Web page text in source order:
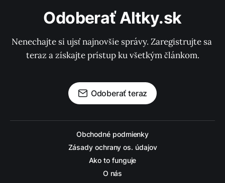
Odoberať Altky.sk
Nenechajte si ujsť najnovšie správy. Zaregistrujte sa
teraz a získajte prístup ku všetkým článkom.
Odoberať teraz
Obchodné podmienky
Zásady ochrany os. údajov
Ako to funguje
O nás